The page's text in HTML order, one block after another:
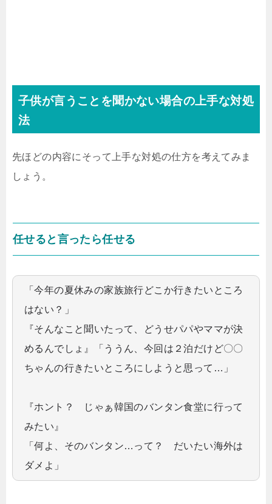
子供が言うことを聞かない場合の上手な対処
法
先ほどの内容にそって上手な対処の仕方を考えてみま
しょう。
任せると言ったら任せる
「今年の夏休みの家族旅行どこか行きたいところ
はない？」
『そんなこと聞いたって、どうせパパやママが決
めるんでしょ』「ううん、今回は２泊だけど〇〇
ちゃんの行きたいところにしようと思って…」
『ホント？ じゃぁ韓国のバンタン食堂に行って
みたい』
「何よ、そのバンタン…って？ だいたい海外は
ダメよ」